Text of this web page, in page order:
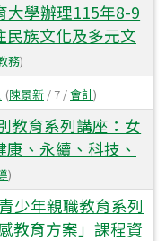
大學辦理115年8-9
民族文化及多元文
務)
(陳景新 / 7 /會計)
教育系列講座：女
、永續、科技、
)
少年親職教育系列
教育方案」課程資